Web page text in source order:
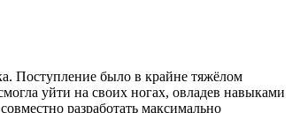
Поступление было в крайне тяжёлом
уйти на своих ногах, овладев навыками
разработать максимально